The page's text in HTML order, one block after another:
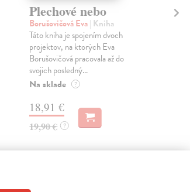
Plechové nebo
Borušovičová Eva| Kniha
Táto kniha je spojením dvoch
projektov, na ktorých Eva
Borušovičová pracovala až do
svojich posledný...
Na sklade ?
18,91 €
19,90 € ?